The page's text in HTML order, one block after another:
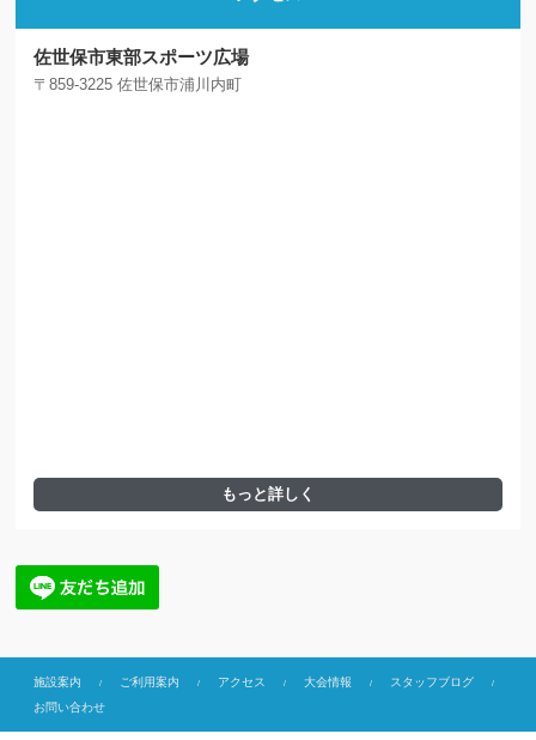
佐世保市東部スポーツ広場
〒859-3225 佐世保市浦川内町
もっと詳しく
施設案内 ご利用案内 アクセス 大会情報
スタッフブログ
お問い合わせ